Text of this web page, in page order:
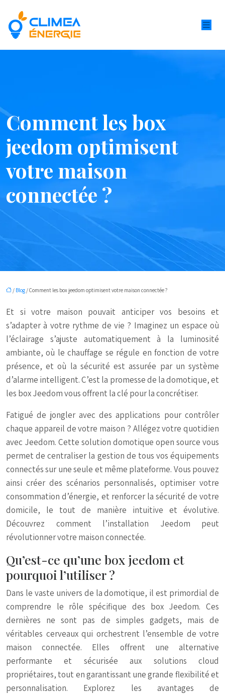
Comment les box
jeedom optimisent
votre maison
connectée ?
/ Blog / Comment les box jeedom optimisent votre maison connectée ?
Et si votre maison pouvait anticiper vos besoins et
s’adapter à votre rythme de vie ? Imaginez un espace où
l’éclairage s’ajuste automatiquement à la luminosité
ambiante, où le chauffage se régule en fonction de votre
présence, et où la sécurité est assurée par un système
d’alarme intelligent. C’est la promesse de la domotique, et
les box Jeedom vous offrent la clé pour la concrétiser.
Fatigué de jongler avec des applications pour contrôler
chaque appareil de votre maison ? Allégez votre quotidien
avec Jeedom. Cette solution domotique open source vous
permet de centraliser la gestion de tous vos équipements
connectés sur une seule et même plateforme. Vous pouvez
ainsi créer des scénarios personnalisés, optimiser votre
consommation d’énergie, et renforcer la sécurité de votre
domicile, le tout de manière intuitive et évolutive.
Découvrez comment l’installation Jeedom peut
révolutionner votre maison connectée.
Qu’est-ce qu’une box jeedom et
pourquoi l’utiliser ?
Dans le vaste univers de la domotique, il est primordial de
comprendre le rôle spécifique des box Jeedom. Ces
dernières ne sont pas de simples gadgets, mais de
véritables cerveaux qui orchestrent l’ensemble de votre
maison connectée. Elles offrent une alternative
performante et sécurisée aux solutions cloud
propriétaires, tout en garantissant une grande flexibilité et
personnalisation. Explorez les avantages de